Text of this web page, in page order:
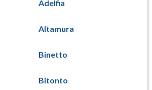
Adelfia
Altamura
Binetto
Bitonto